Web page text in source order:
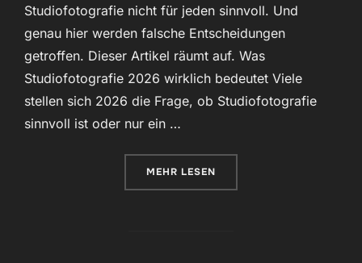
Studiofotografie nicht für jeden sinnvoll. Und
genau hier werden falsche Entscheidungen
getroffen. Dieser Artikel räumt auf. Was
Studiofotografie 2026 wirklich bedeutet Viele
stellen sich 2026 die Frage, ob Studiofotografie
sinnvoll ist oder nur ein …
MEHR ÜBER „STUDIOFOTOGRAFIE
LESEN